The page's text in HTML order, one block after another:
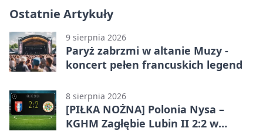
Ostatnie Artykuły
9 sierpnia 2026
Paryż zabrzmi w altanie Muzy -
koncert pełen francuskich legend
8 sierpnia 2026
[PIŁKA NOŻNA] Polonia Nysa –
KGHM Zagłębie Lubin II 2:2 w